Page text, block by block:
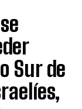
Sur de